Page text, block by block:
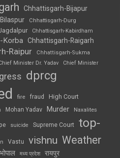
Chhattisgarh-Bijapur
Chhattisgarh-Durg
Chhattisgarh-Kabirdham
Korba Chhattisgarh-Raigarh
Raipur
Chhattisgarh-Sukma
Minister Dr. Yadav Chief Minister
dprcg
fire fraud High Court
Mohan Yadav Murder Naxalites
suicide Supreme Court top-
Vastu vishnu Weather
भोपाल मध्य प्रदेश रायपुर